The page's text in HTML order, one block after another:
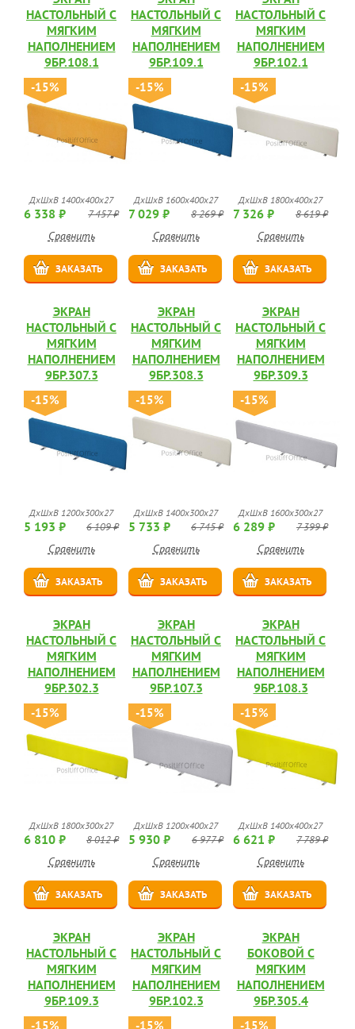
НАСТОЛЬНЫЙ С
МЯГКИМ
НАПОЛНЕНИЕМ
9БР.108.1
-15%
ДхШхВ 1400х400х27
6 338 ₽ 7 457 ₽
Сравнить
ЗАКАЗАТЬ
НАСТОЛЬНЫЙ С
МЯГКИМ
НАПОЛНЕНИЕМ
9БР.109.1
-15%
ДхШхВ 1600х400х27
7 029 ₽ 8 269 ₽
Сравнить
ЗАКАЗАТЬ
НАСТОЛЬНЫЙ С
МЯГКИМ
НАПОЛНЕНИЕМ
9БР.102.1
-15%
ДхШхВ 1800х400х27
7 326 ₽ 8 619 ₽
Сравнить
ЗАКАЗАТЬ
ЭКРАН
НАСТОЛЬНЫЙ С
МЯГКИМ
НАПОЛНЕНИЕМ
9БР.307.3
-15%
ДхШхВ 1200х300х27
5 193 ₽ 6 109 ₽
Сравнить
ЗАКАЗАТЬ
ЭКРАН
НАСТОЛЬНЫЙ С
МЯГКИМ
НАПОЛНЕНИЕМ
9БР.308.3
-15%
ДхШхВ 1400х300х27
5 733 ₽ 6 745 ₽
Сравнить
ЗАКАЗАТЬ
ЭКРАН
НАСТОЛЬНЫЙ С
МЯГКИМ
НАПОЛНЕНИЕМ
9БР.309.3
-15%
ДхШхВ 1600х300х27
6 289 ₽ 7 399 ₽
Сравнить
ЗАКАЗАТЬ
ЭКРАН
НАСТОЛЬНЫЙ С
МЯГКИМ
НАПОЛНЕНИЕМ
9БР.302.3
-15%
ДхШхВ 1800х300х27
6 810 ₽ 8 012 ₽
Сравнить
ЗАКАЗАТЬ
ЭКРАН
НАСТОЛЬНЫЙ С
МЯГКИМ
НАПОЛНЕНИЕМ
9БР.107.3
-15%
ДхШхВ 1200х400х27
5 930 ₽ 6 977 ₽
Сравнить
ЗАКАЗАТЬ
ЭКРАН
НАСТОЛЬНЫЙ С
МЯГКИМ
НАПОЛНЕНИЕМ
9БР.108.3
-15%
ДхШхВ 1400х400х27
6 621 ₽ 7 789 ₽
Сравнить
ЗАКАЗАТЬ
ЭКРАН
НАСТОЛЬНЫЙ С
МЯГКИМ
НАПОЛНЕНИЕМ
9БР.109.3
-15%
ЭКРАН
НАСТОЛЬНЫЙ С
МЯГКИМ
НАПОЛНЕНИЕМ
9БР.102.3
-15%
ЭКРАН
БОКОВОЙ С
МЯГКИМ
НАПОЛНЕНИЕМ
9БР.305.4
-15%